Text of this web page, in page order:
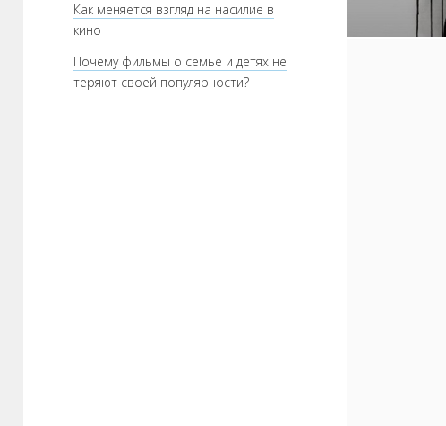
Как меняется взгляд на насилие в
кино
Почему фильмы о семье и детях не
теряют своей популярности?